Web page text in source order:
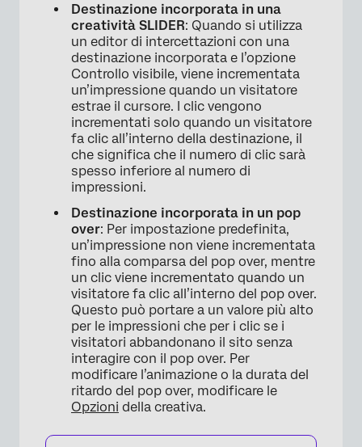
Destinazione incorporata in una
creatività SLIDER: Quando si utilizza
un editor di intercettazioni con una
destinazione incorporata e l’opzione
Controllo visibile, viene incrementata
un’impressione quando un visitatore
estrae il cursore. I clic vengono
incrementati solo quando un visitatore
fa clic all’interno della destinazione, il
che significa che il numero di clic sarà
spesso inferiore al numero di
impressioni.
Destinazione incorporata in un pop
over: Per impostazione predefinita,
un’impressione non viene incrementata
fino alla comparsa del pop over, mentre
un clic viene incrementato quando un
visitatore fa clic all’interno del pop over.
Questo può portare a un valore più alto
per le impressioni che per i clic se i
visitatori abbandonano il sito senza
interagire con il pop over. Per
modificare l’animazione o la durata del
ritardo del pop over, modificare le
Opzioni della creativa.